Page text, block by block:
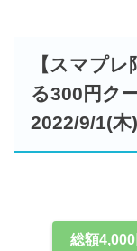
【スマプ
る300円ク
2022/9/1(
総額